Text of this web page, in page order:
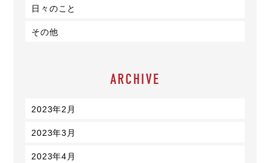
日々のこと
その他
ARCHIVE
2023年2月
2023年3月
2023年4月